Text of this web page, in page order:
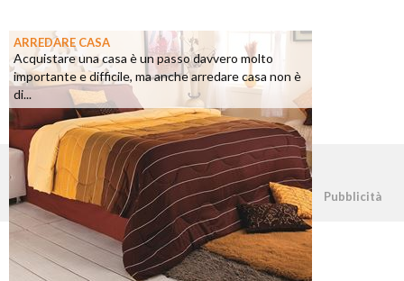
ARREDARE CASA
Acquistare una casa è un passo davvero molto
importante e difficile, ma anche arredare casa non è
di...
©2026 - casapratica.net - p.iva 03338800984 Pubblicità